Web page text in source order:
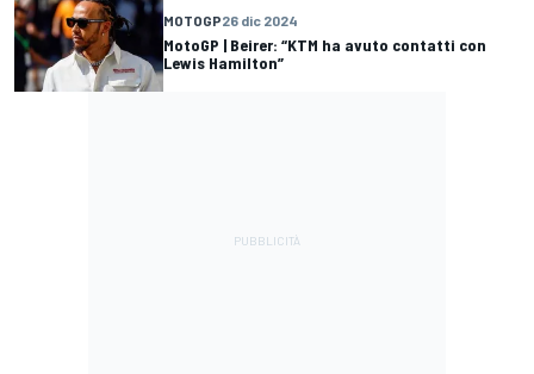
MOTOGP26 dic 2024
MotoGP | Beirer: “KTM ha avuto contatti con
Lewis Hamilton”